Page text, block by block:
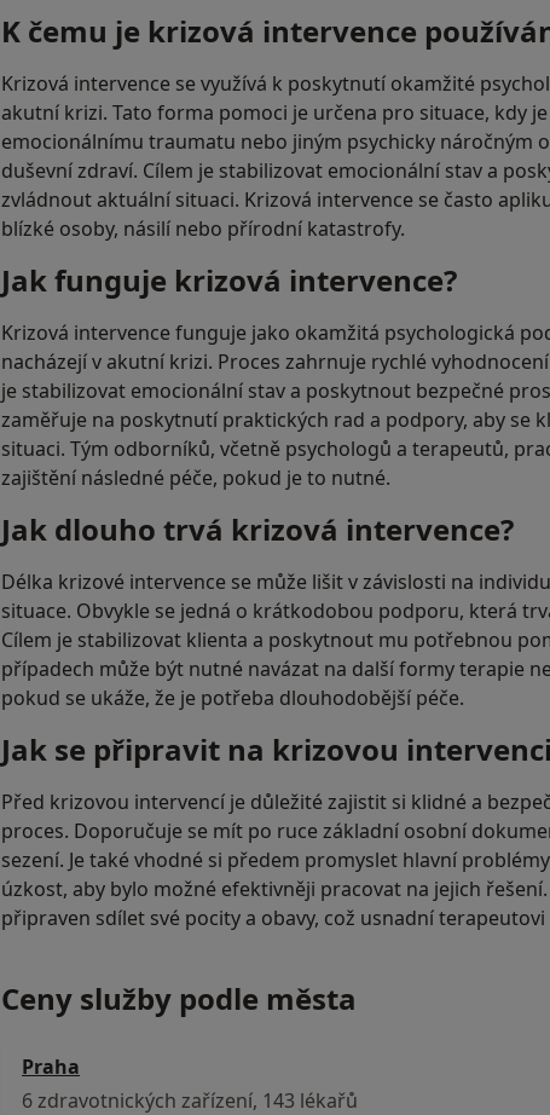
K čemu je krizová intervence
Krizová intervence se využívá k poskytnutí okamžité
akutní krizi. Tato forma pomoci je určena pro situace, kdy
emocionálnímu traumatu nebo jiným psychicky náročným
duševní zdraví. Cílem je stabilizovat emocionální stav a
zvládnout aktuální situaci. Krizová intervence se často
blízké osoby, násilí nebo přírodní katastrofy.
Jak funguje krizová intervence?
Krizová intervence funguje jako okamžitá psychologická
nacházejí v akutní krizi. Proces zahrnuje rychlé
je stabilizovat emocionální stav a poskytnout bezpečné
zaměřuje na poskytnutí praktických rad a podpory, aby se
situaci. Tým odborníků, včetně psychologů a terapeutů,
zajištění následné péče, pokud je to nutné.
Jak dlouho trvá krizová intervence?
Délka krizové intervence se může lišit v závislosti na
situace. Obvykle se jedná o krátkodobou podporu, která
Cílem je stabilizovat klienta a poskytnout mu potřebnou
případech může být nutné navázat na další formy terapie
pokud se ukáže, že je potřeba dlouhodobější péče.
Jak se připravit na krizovou
Před krizovou intervencí je důležité zajistit si klidné a
proces. Doporučuje se mít po ruce základní osobní
sezení. Je také vhodné si předem promyslet hlavní
úzkost, aby bylo možné efektivněji pracovat na jejich
připraven sdílet své pocity a obavy, což usnadní
Ceny služby podle města
Praha
6 zdravotnických zařízení, 143 lékařů